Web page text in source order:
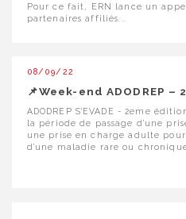
Pour ce fait, ERN lance un
partenaires affiliés...
08/09/22
📌Week-end ADODREP
ADODREP S'EVADE - 2eme
la période de passage d’une
une prise en charge adulte
d’une maladie rare ou